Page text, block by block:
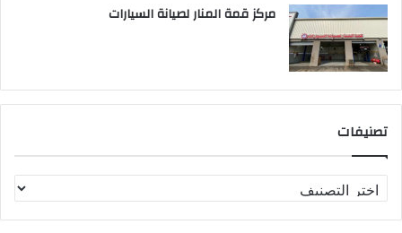
مركز قمة المنار لصيانة السيارات
تصنيفات
ص
ن